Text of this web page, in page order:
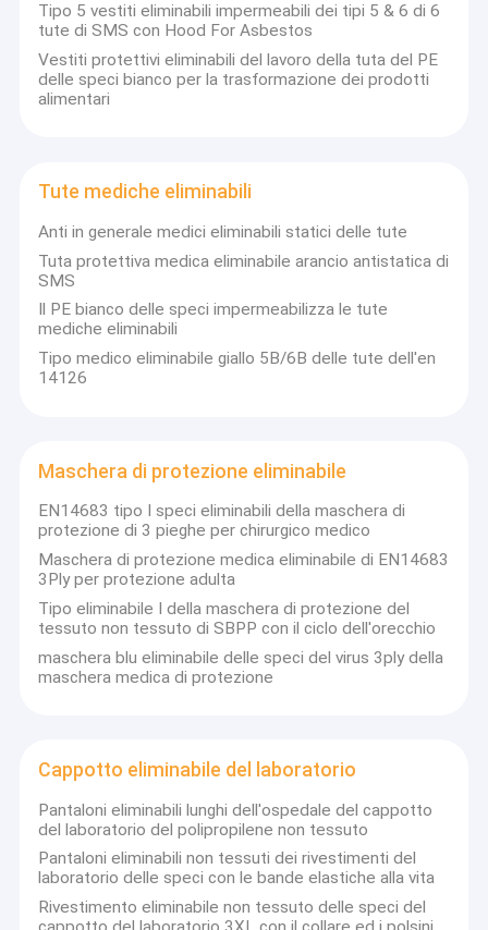
Tipo 5 vestiti eliminabili impermeabili dei tipi 5 & 6 di 6
tute di SMS con Hood For Asbestos
Vestiti protettivi eliminabili del lavoro della tuta del PE
delle speci bianco per la trasformazione dei prodotti
alimentari
Tute mediche eliminabili
Anti in generale medici eliminabili statici delle tute
Tuta protettiva medica eliminabile arancio antistatica di
SMS
Il PE bianco delle speci impermeabilizza le tute
mediche eliminabili
Tipo medico eliminabile giallo 5B/6B delle tute dell'en
14126
Maschera di protezione eliminabile
EN14683 tipo I speci eliminabili della maschera di
protezione di 3 pieghe per chirurgico medico
Maschera di protezione medica eliminabile di EN14683
3Ply per protezione adulta
Tipo eliminabile I della maschera di protezione del
tessuto non tessuto di SBPP con il ciclo dell'orecchio
maschera blu eliminabile delle speci del virus 3ply della
maschera medica di protezione
Cappotto eliminabile del laboratorio
Pantaloni eliminabili lunghi dell'ospedale del cappotto
del laboratorio del polipropilene non tessuto
Pantaloni eliminabili non tessuti dei rivestimenti del
laboratorio delle speci con le bande elastiche alla vita
Rivestimento eliminabile non tessuto delle speci del